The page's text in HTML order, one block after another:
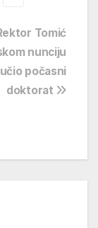
Tomić
nunciju
počasni
doktorat